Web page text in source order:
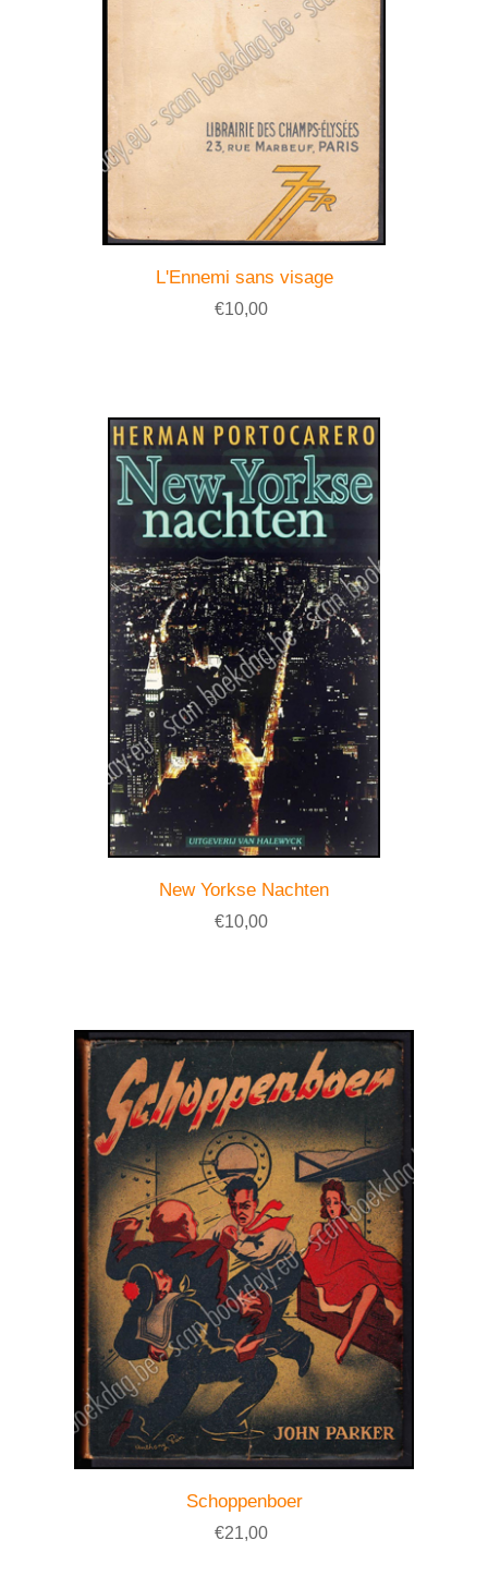
L'Ennemi sans visage
€10,00
New Yorkse Nachten
€10,00
Schoppenboer
€21,00